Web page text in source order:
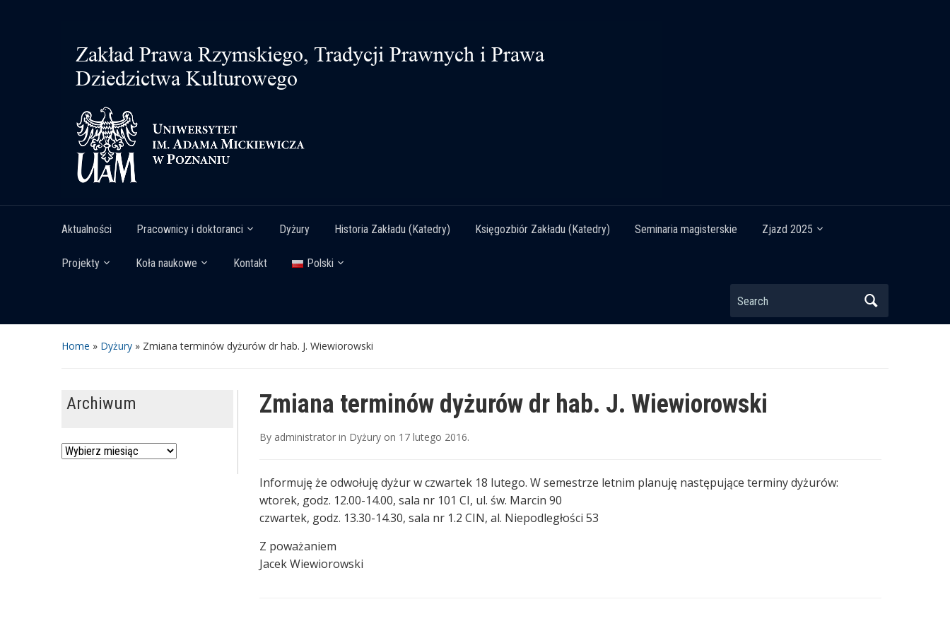
Aktualności Pracownicy i doktoranci Dyżury Historia Zakładu (Katedry) Księgozbiór Zakładu (Katedry) Seminaria magisterskie Zjazd 2025
Projekty Koła naukowe Kontakt Polski
Search
Home » Dyżury » Zmiana terminów dyżurów dr hab. J. Wiewiorowski
Archiwum
Archiwum
Zmiana terminów dyżurów dr hab. J. Wiewiorowski
By administrator in Dyżury on 17 lutego 2016.
Informuję że odwołuję dyżur w czwartek 18 lutego. W semestrze letnim planuję następujące terminy dyżurów:
wtorek, godz. 12.00-14.00, sala nr 101 CI, ul. św. Marcin 90
czwartek, godz. 13.30-14.30, sala nr 1.2 CIN, al. Niepodległości 53
Z poważaniem
Jacek Wiewiorowski